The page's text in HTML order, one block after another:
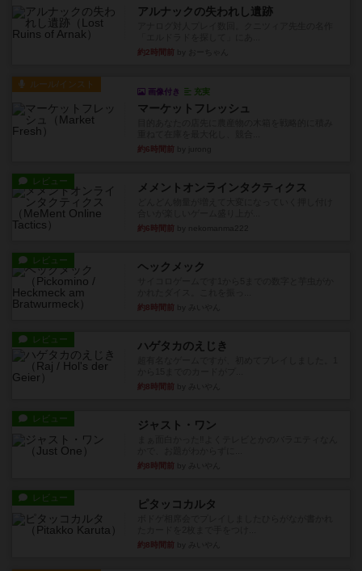
アルナックの失われし遺跡
約2時間前
ルール/インスト
画像付き 充実
マーケットフレッシュ
約6時間前
レビュー メメントオンラインタクティクス
約6時間前
レビュー ヘックメック
約8時間前
レビュー ハゲタカのえじき
約8時間前
レビュー ジャスト・ワン
約8時間前
レビュー ピタッコカルタ
約8時間前